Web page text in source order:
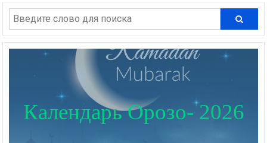
Календарь Орозо- 2026